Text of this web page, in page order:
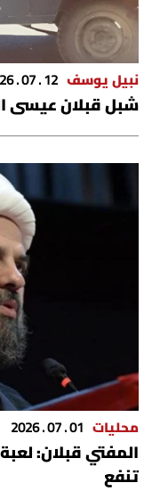
نبيل يوسف 12 . 07 . 2026
شبل قبلان عيسى
محليات 01 . 07 . 2026
المفتي قبلان:
تنفع